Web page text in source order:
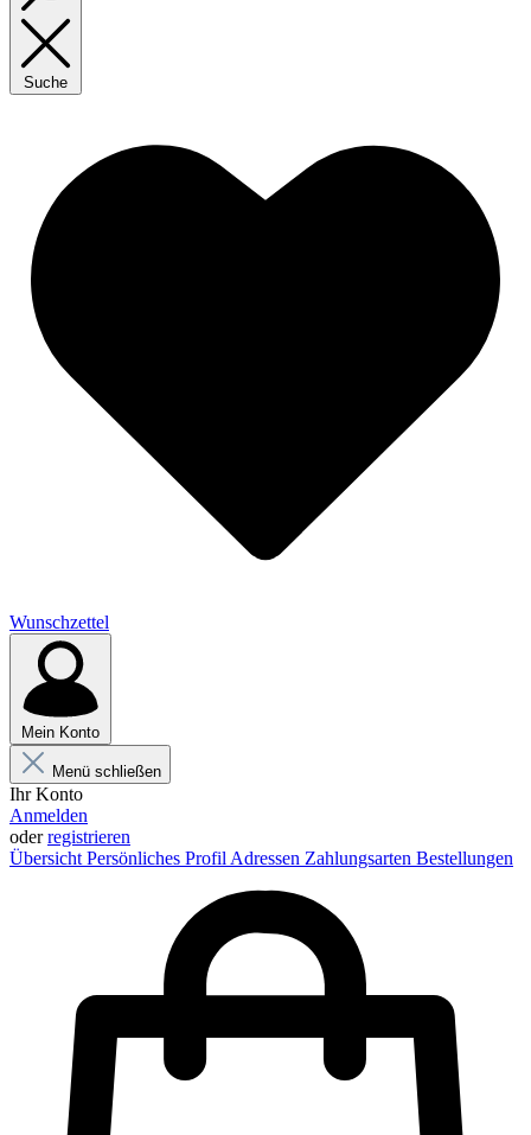
Suche
Wunschzettel
Mein Konto
Menü schließen
Ihr Konto
Anmelden
oderregistrieren
Übersicht Persönliches Profil Adressen Zahlungsarten Bestellungen